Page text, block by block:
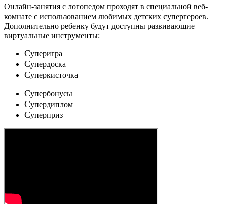
Онлайн-занятия с логопедом проходят в специальной веб-
комнате с использованием любимых детских cупергероев.
Дополнительно ребенку будут доступны развивающие
виртуальные инструменты:
Cуперигра
Cупердоска
Cуперкисточка
Cупербонусы
Cупердиплом
Cуперприз